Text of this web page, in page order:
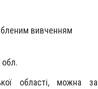
вивченням
області, можна за